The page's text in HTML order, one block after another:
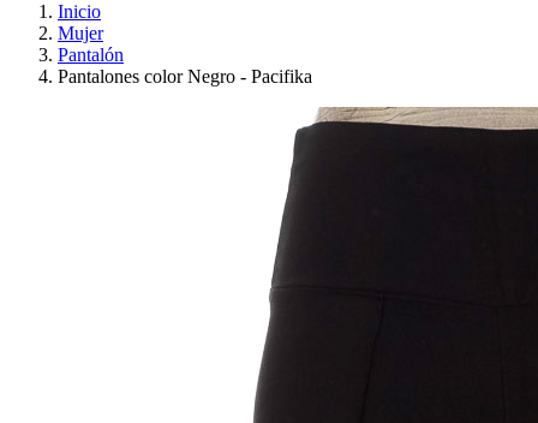
Inicio
Mujer
Pantalón
Pantalones color Negro - Pacifika